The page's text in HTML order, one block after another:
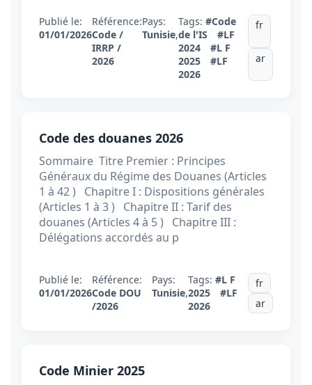
Publié le:
01/01/2026
Référence:
Code /
IRRP /
2026
Pays:
Tunisie,
Tags: #Code
de l'IS
#LF
2024
#L F
2025
#LF
2026
fr
ar
Code des douanes 2026
Sommaire Titre Premier : Principes
Généraux du Régime des Douanes (Articles
1 à 42 ) Chapitre I : Dispositions générales
(Articles 1 à 3 ) Chapitre II : Tarif des
douanes (Articles 4 à 5 ) Chapitre III :
Délégations accordés au p
Publié le:
01/01/2026
Référence:
Code DOU
/2026
Pays:
Tunisie,
Tags: #L F
2025
#LF
2026
fr
ar
Code Minier 2025